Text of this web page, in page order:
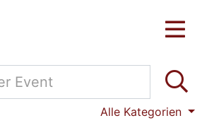
Alle Kategorien